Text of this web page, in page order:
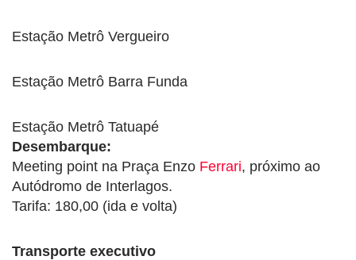
Estação Metrô Vergueiro
Estação Metrô Barra Funda
Estação Metrô Tatuapé
Desembarque:
Meeting point na Praça Enzo Ferrari, próximo ao
Autódromo de Interlagos.
Tarifa: 180,00 (ida e volta)
Transporte executivo